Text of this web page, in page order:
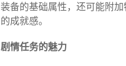
装备的基础属性，还可能附
的成就感。
剧情任务的魅力